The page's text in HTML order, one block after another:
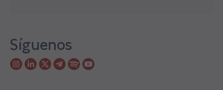
Síguenos